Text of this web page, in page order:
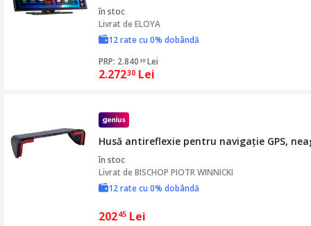
în stoc
Livrat deELOYA
12 rate cu 0% dobândă
PRP: 2.840 38 Lei
2.27230 Lei
Husă antireflexie pentru navigație GPS,
în stoc
Livrat deBISCHOP PIOTR WINNICKI
12 rate cu 0% dobândă
20245 Lei